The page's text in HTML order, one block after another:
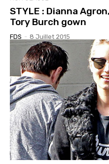
STYLE : Dianna
Tory Burch gown
FDS - 8 Juillet 2015